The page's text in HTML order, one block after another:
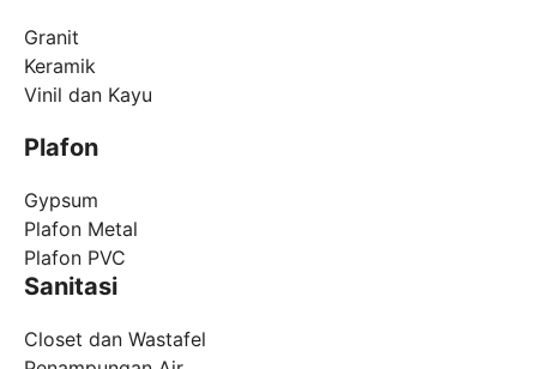
Granit
Keramik
Vinil dan Kayu
Plafon
Gypsum
Plafon Metal
Plafon PVC
Sanitasi
Closet dan Wastafel